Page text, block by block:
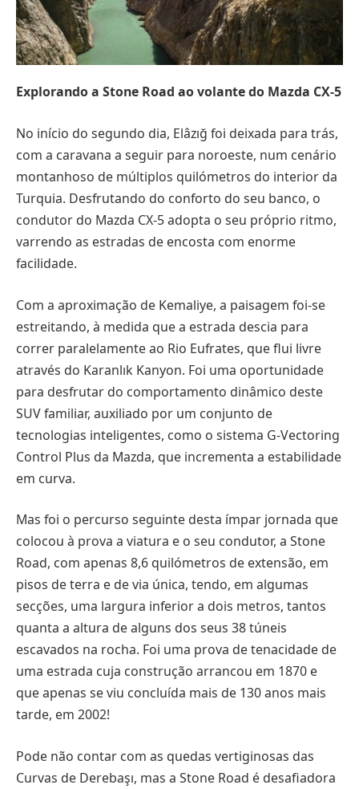
Explorando a Stone Road ao volante do Mazda CX-5
No início do segundo dia, Elâzığ foi deixada para trás,
com a caravana a seguir para noroeste, num cenário
montanhoso de múltiplos quilómetros do interior da
Turquia. Desfrutando do conforto do seu banco, o
condutor do Mazda CX-5 adopta o seu próprio ritmo,
varrendo as estradas de encosta com enorme
facilidade.
Com a aproximação de Kemaliye, a paisagem foi-se
estreitando, à medida que a estrada descia para
correr paralelamente ao Rio Eufrates, que flui livre
através do Karanlık Kanyon. Foi uma oportunidade
para desfrutar do comportamento dinâmico deste
SUV familiar, auxiliado por um conjunto de
tecnologias inteligentes, como o sistema G-Vectoring
Control Plus da Mazda, que incrementa a estabilidade
em curva.
Mas foi o percurso seguinte desta ímpar jornada que
colocou à prova a viatura e o seu condutor, a Stone
Road, com apenas 8,6 quilómetros de extensão, em
pisos de terra e de via única, tendo, em algumas
secções, uma largura inferior a dois metros, tantos
quanta a altura de alguns dos seus 38 túneis
escavados na rocha. Foi uma prova de tenacidade de
uma estrada cuja construção arrancou em 1870 e
que apenas se viu concluída mais de 130 anos mais
tarde, em 2002!
Pode não contar com as quedas vertiginosas das
Curvas de Derebaşı, mas a Stone Road é desafiadora